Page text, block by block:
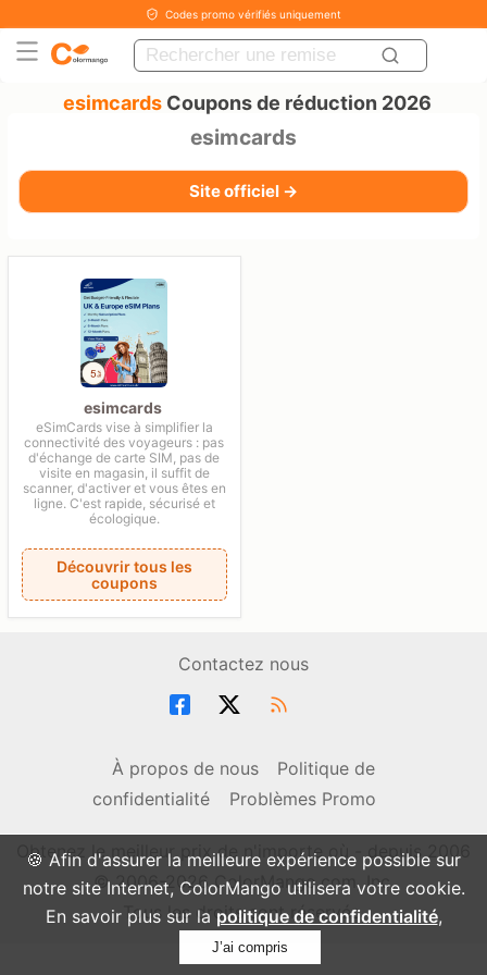
🍪 Afin d'assurer la meilleure expérience possible sur
notre site Internet, ColorMango utilisera votre cookie.
En savoir plus sur la politique de confidentialité,
J’ai compris
Codes promo vérifiés uniquement
esimcardsCoupons de réduction 2026
esimcards
Site officiel →
esimcards
eSimCards vise à simplifier la
connectivité des voyageurs : pas
d'échange de carte SIM, pas de
visite en magasin, il suffit de
scanner, d'activer et vous êtes en
ligne. C'est rapide, sécurisé et
écologique.
Découvrir tous les
coupons
Contactez nous
À propos de nous
Politique de
confidentialité
Problèmes Promo
Obtenez le meilleur prix de n'importe où - depuis 2006
© 2006-2026 ColorMango.com, Inc.
Tous les droits sont réservés.